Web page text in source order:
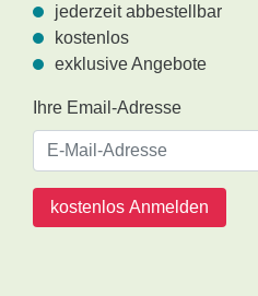
jederzeit abbestellbar
kostenlos
exklusive Angebote
Ihre Email-Adresse
kostenlos Anmelden